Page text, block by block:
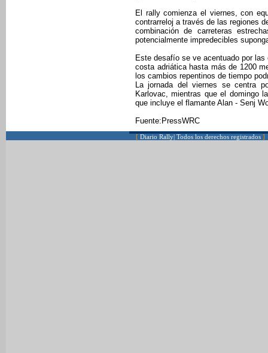
El rally comienza el viernes, con
contrarreloj a través de las regiones
combinación de carreteras
potencialmente impredecibles
Este desafío se ve acentuado por
costa adriática hasta más de 1200
los cambios repentinos de tiempo
La jornada del viernes se centra
Karlovac, mientras que el domingo
que incluye el flamante Alan - Senj
Fuente:PressWRC
[ Diario Rally| Todos los derechos registrados ]